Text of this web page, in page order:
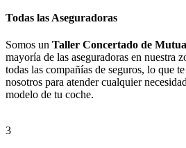
Todas las Aseguradoras
Somos un Taller Concertado de Mutua
mayoría de las aseguradoras en nuestra
todas las compañías de seguros, lo que
nosotros para atender cualquier
modelo de tu coche.
3